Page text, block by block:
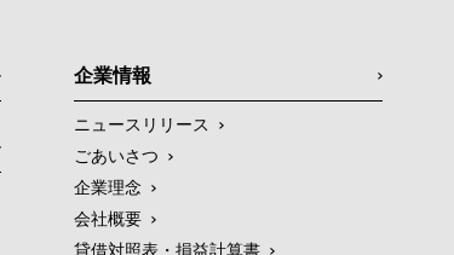
企業情報
ニュースリリース
ごあいさつ
企業理念
会社概要
貸借対照表・損益計算書